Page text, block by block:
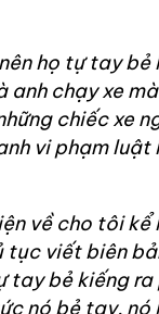
họ tự tay
chạy xe
chiếc xe
vi phạm
về cho tôi kể
tục viết biên
tay bẻ kiếng
nó bẻ tay, nó